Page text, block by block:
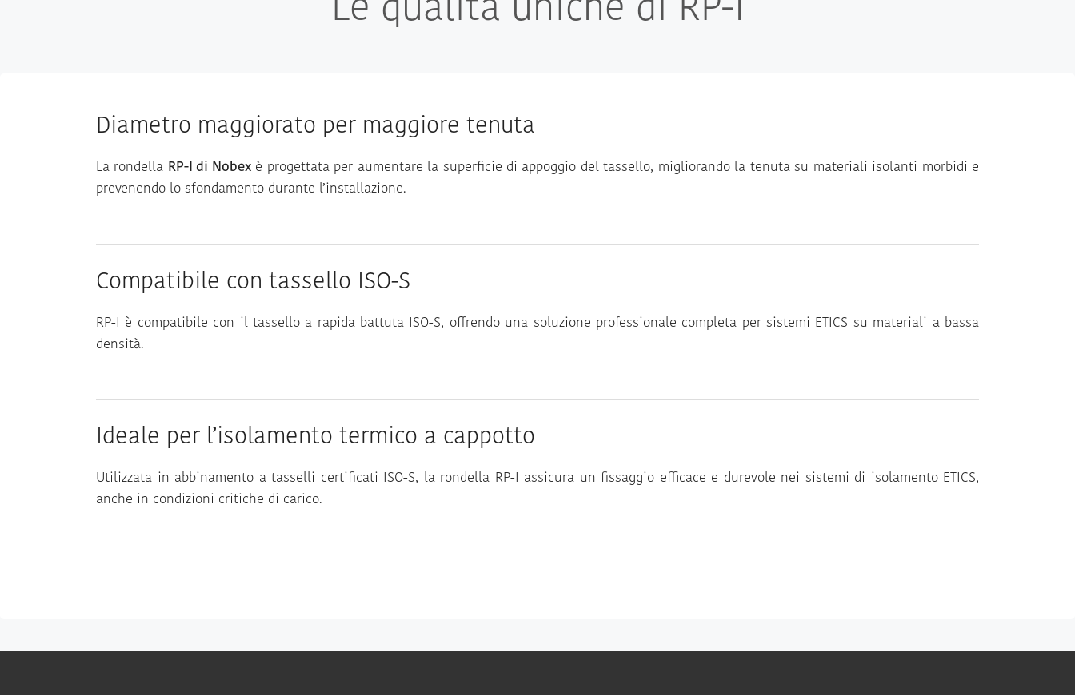
Le qualità uniche di RP-I
Diametro maggiorato per maggiore tenuta
La rondella RP-I di Nobexè progettata per aumentare la superficie di appoggio del tassello, migliorando la tenuta su materiali isolanti morbidi e
prevenendo lo sfondamento durante l’installazione.
Compatibile con tassello ISO-S
RP-I è compatibile con il tassello a rapida battuta ISO-S, offrendo una soluzione professionale completa per sistemi ETICS su materiali a bassa
densità.
Ideale per l’isolamento termico a cappotto
Utilizzata in abbinamento a tasselli certificati ISO-S, la rondella RP-I assicura un fissaggio efficace e durevole nei sistemi di isolamento ETICS,
anche in condizioni critiche di carico.